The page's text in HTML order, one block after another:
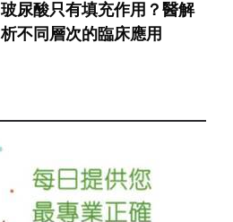
玻尿酸只有填充作用？醫解
析不同層次的臨床應用